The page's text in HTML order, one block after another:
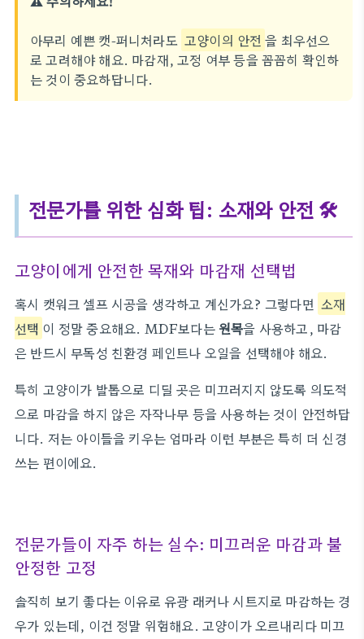
아무리 예쁜 캣-퍼니처라도 고양이의 안전 을 최우선으
로 고려해야 해요. 마감재, 고정 여부 등을 꼼꼼히 확인하
는 것이 중요하답니다.
전문가를 위한 심화팁: 소재와 안전 🛠️
고양이에게 안전한 목재와 마감재 선택법
혹시 캣워크 셀프 시공을 생각하고 계신가요? 그렇다면 소재
선택 이 정말 중요해요. MDF보다는 원목을 사용하고, 마감
은 반드시 무독성 친환경 페인트나 오일을 선택해야 해요.
특히 고양이가 발톱으로 디딜 곳은 미끄러지지 않도록 의도적
으로 마감을 하지 않은 자작나무 등을 사용하는 것이 안전하답
니다. 저는 아이들을 키우는 엄마라 이런 부분은 특히 더 신경
쓰는 편이에요.
전문가들이 자주 하는 실수: 미끄러운 마감과 불
안정한 고정
솔직히 보기 좋다는 이유로 유광 래커나 시트지로 마감하는 경
우가 있는데, 이건 정말 위험해요. 고양이가 오르내리다 미끄